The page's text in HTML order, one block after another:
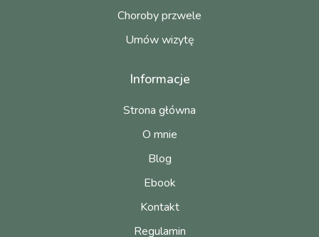
Choroby przwele
Umów wizytę
Informacje
Strona główna
O mnie
Blog
Ebook
Kontakt
Regulamin